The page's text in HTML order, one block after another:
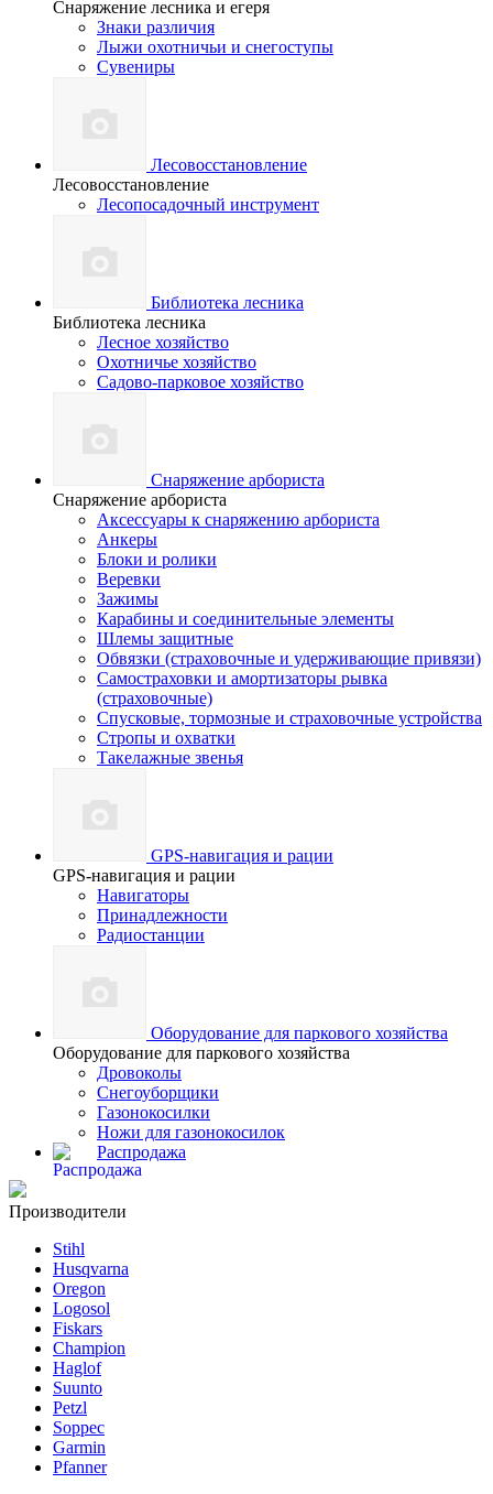
Снаряжение лесника и егеря
Знаки различия
Лыжи охотничьи и снегоступы
Сувениры
Лесовосстановление
Лесовосстановление
Лесопосадочный инструмент
Библиотека лесника
Библиотека лесника
Лесное хозяйство
Охотничье хозяйство
Садово-парковое хозяйство
Снаряжение арбориста
Снаряжение арбориста
Аксессуары к снаряжению арбориста
Анкеры
Блоки и ролики
Веревки
Зажимы
Карабины и соединительные элементы
Шлемы защитные
Обвязки (страховочные и удерживающие привязи)
Самостраховки и амортизаторы рывка
(страховочные)
Спусковые, тормозные и страховочные устройства
Стропы и охватки
Такелажные звенья
GPS-навигация и рации
GPS-навигация и рации
Навигаторы
Принадлежности
Радиостанции
Оборудование для паркового хозяйства
Оборудование для паркового хозяйства
Дровоколы
Снегоуборщики
Газонокосилки
Ножи для газонокосилок
Распродажа
Производители
Stihl
Husqvarna
Oregon
Logosol
Fiskars
Champion
Haglof
Suunto
Petzl
Soppec
Garmin
Pfanner